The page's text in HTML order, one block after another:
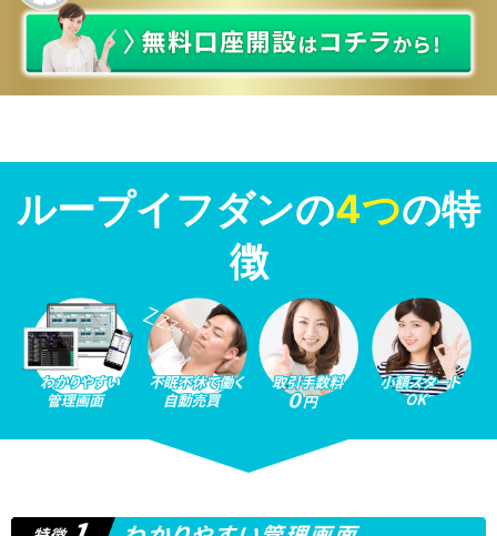
ループイフダンの4つの特
徴